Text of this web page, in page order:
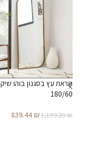
מראת עץ בסגנון בוהו שיק
180/60
1,199.20₪
839.44₪